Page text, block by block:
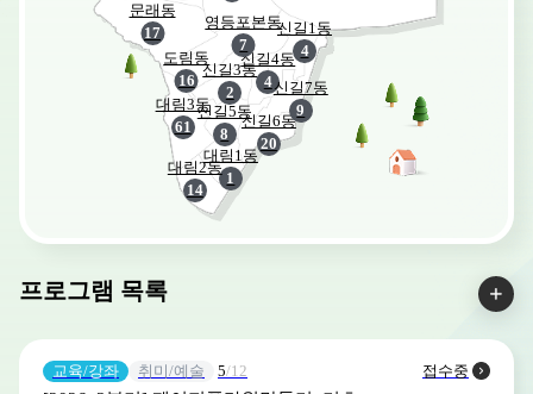
신길1동
4
신길3동
2
신길4동
4
신길5동
8
신길6동
20
신길7동
9
대림1동
1
대림2동
14
대림3동
61
영등포본동
7
도림동
16
문래동
17
프로그램 목록
교육/강좌 취미/예술 5/12 접수중